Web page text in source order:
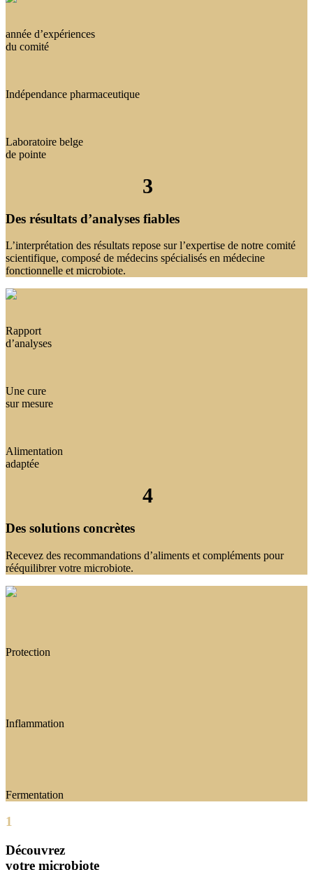
année d’expériences
du comité
Indépendance pharmaceutique
Laboratoire belge
de pointe
3
Des résultats d’analyses fiables
L’interprétation des résultats repose sur l’expertise de notre comité
scientifique, composé de médecins spécialisés en médecine
fonctionnelle et microbiote.
Rapport
d’analyses
Une cure
sur mesure
Alimentation
adaptée
4
Des solutions concrètes
Recevez des recommandations d’aliments et compléments pour
rééquilibrer votre microbiote.
Protection
Inflammation
Fermentation
1
Découvrez
votre microbiote